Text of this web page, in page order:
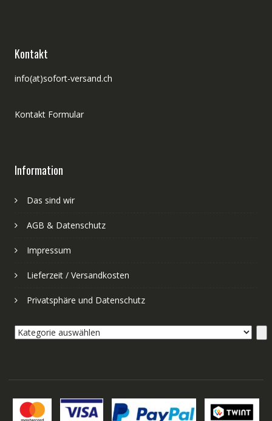
Kontakt
info(at)sofort-versand.ch
Kontakt Formular
Information
Das sind wir
AGB & Datenschutz
Impressum
Lieferzeit / Versandkosten
Privatsphäre und Datenschutz
Kategorie